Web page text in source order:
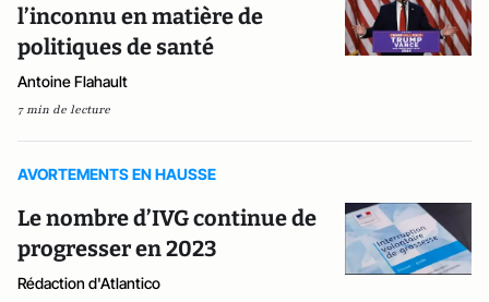
l’inconnu en matière de
politiques de santé
Antoine Flahault
7 min de lecture
AVORTEMENTS EN HAUSSE
Le nombre d’IVG continue de
progresser en 2023
Rédaction d'Atlantico